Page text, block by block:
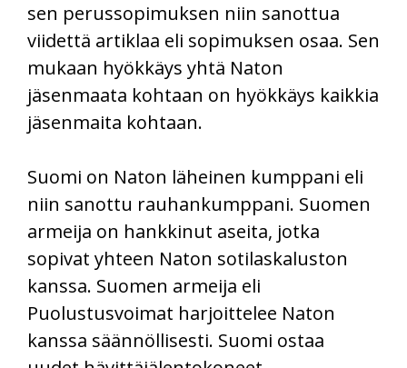
sen perussopimuksen niin sanottua
viidettä artiklaa eli sopimuksen osaa. Sen
mukaan hyökkäys yhtä Naton
jäsenmaata kohtaan on hyökkäys kaikkia
jäsenmaita kohtaan.
Suomi on Naton läheinen kumppani eli
niin sanottu rauhankumppani. Suomen
armeija on hankkinut aseita, jotka
sopivat yhteen Naton sotilaskaluston
kanssa. Suomen armeija eli
Puolustusvoimat harjoittelee Naton
kanssa säännöllisesti. Suomi ostaa